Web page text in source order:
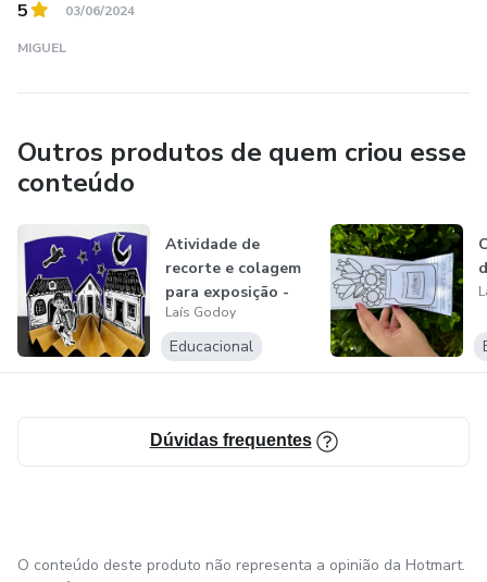
5 03/06/2024
MIGUEL
Outros produtos de quem criou esse
conteúdo
Atividade de
recorte e colagem
para exposição -
Estilo Corde...
Laís Godoy
Educacional
Dúvidas frequentes
O conteúdo deste produto não representa a opinião da Hotmart.